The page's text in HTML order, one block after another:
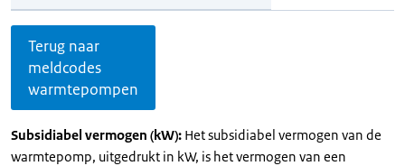
Terug naar
meldcodes
warmtepompen
Subsidiabel vermogen (kW): Het subsidiabel vermogen van de
warmtepomp, uitgedrukt in kW, is het vermogen van een